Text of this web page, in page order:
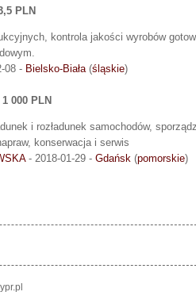
PLN
kontrola jakości wyrobów
08 - Bielsko-Biała (śląskie)
000 PLN
i rozładunek samochodów,
konserwacja i serwis
- 2018-01-29 - Gdańsk (pomorskie)